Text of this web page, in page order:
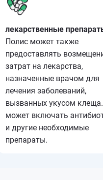
лекарственные
Полис может также
предоставлять
затрат на лекарства,
назначенные врачом для
лечения заболеваний,
вызванных укусом
может включать
и другие необходимые
препараты.